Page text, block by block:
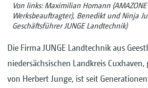
Von links: Maximilian Homann (AMAZONE
Werksbeauftragter), Benedikt und Ninja
Geschäftsführer JUNGE Landtechnik)
Die Firma JUNGE Landtechnik aus
niedersächsischen Landkreis
von Herbert Junge, ist seit